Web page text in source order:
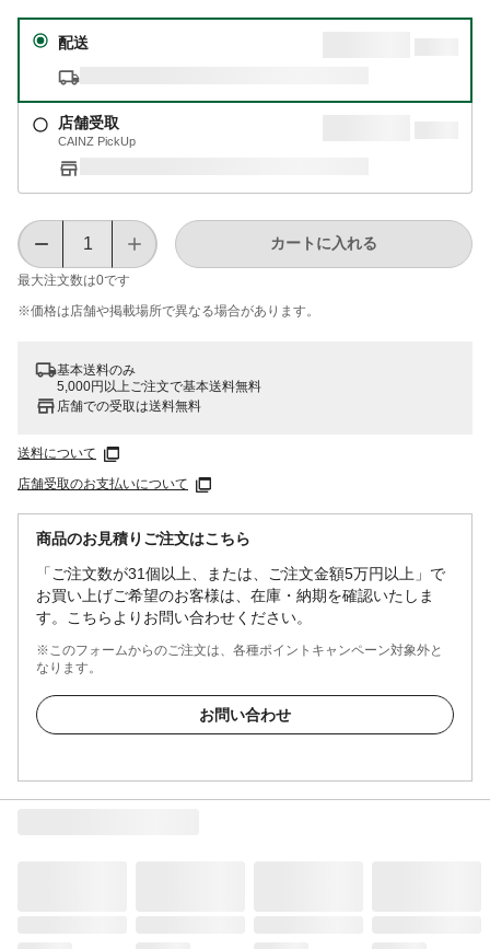
配送
店舗受取
CAINZ PickUp
最大注文数は0です
カートに入れる
※価格は​店舗や​掲載場所で​異なる​場合が​あります。
基本送料のみ
5,000円以上ご注文で基本送料無料
店舗での受取は送料無料
送料について
店舗受取のお支払いについて
商品のお見積りご注文はこちら
「ご注文数が31個以上、または、ご注文金額5万円以上」で
お買い上げご希望のお客様は、在庫・納期を確認いたしま
す。こちらよりお問い合わせください。
※このフォームからのご注文は、各種ポイントキャンペーン対象外と
なります。
お問い合わせ